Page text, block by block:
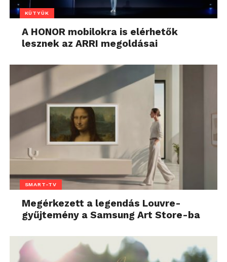
KÜTYÜK
A HONOR mobilokra is elérhetők
lesznek az ARRI megoldásai
SMART-TV
Megérkezett a legendás Louvre-
gyűjtemény a Samsung Art Store-ba